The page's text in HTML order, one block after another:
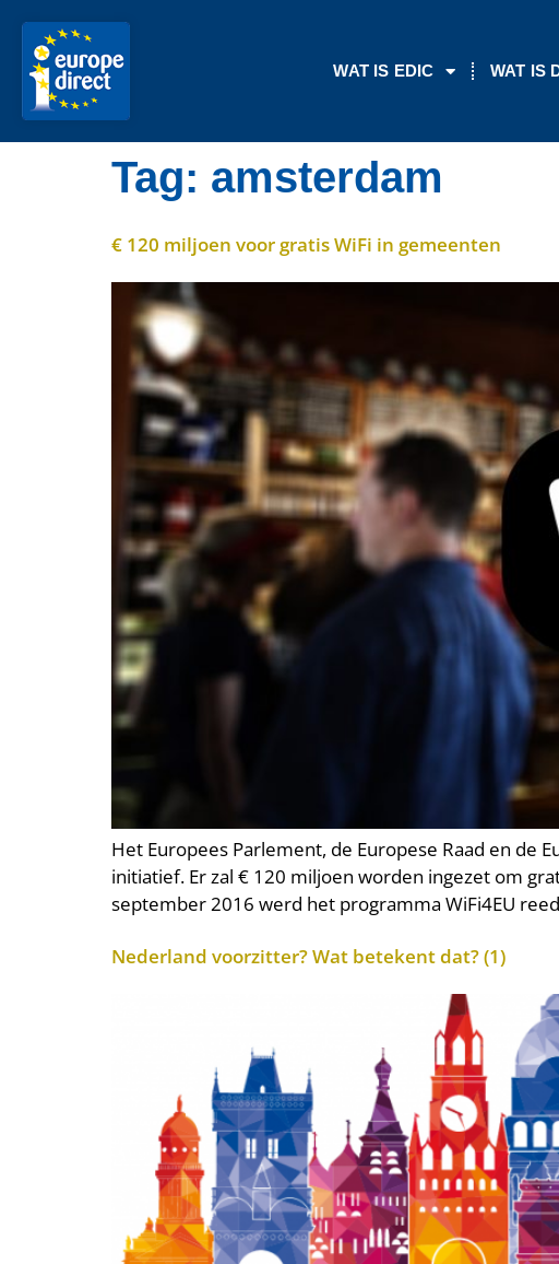
inhoud
WAT IS EDIC WAT IS
Tag: amsterdam
€ 120 miljoen voor gratis WiFi in gemeenten
Het Europees Parlement, de Europese Raad en de
initiatief. Er zal € 120 miljoen worden ingezet om
september 2016 werd het programma WiFi4EU
Nederland voorzitter? Wat betekent dat? (1)